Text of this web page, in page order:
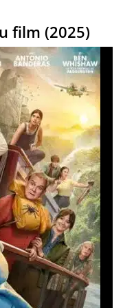
film (2025)